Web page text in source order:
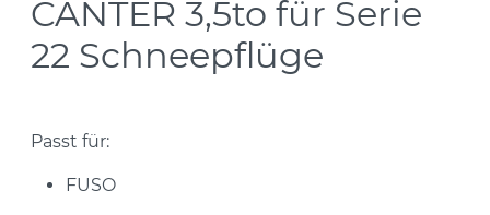
CANTER 3,5to für Serie
22 Schneepflüge
Passt für:
FUSO